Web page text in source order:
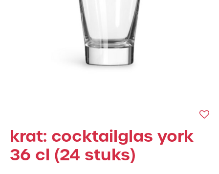
krat: cocktailglas york
36 cl (24 stuks)